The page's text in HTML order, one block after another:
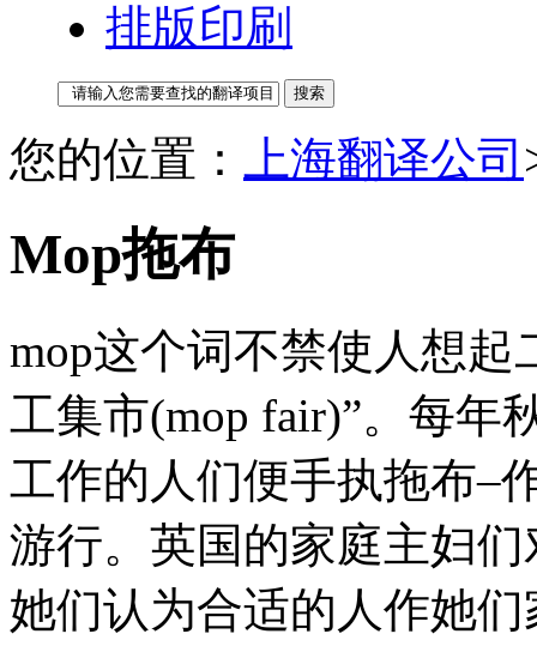
排版印刷
您的位置： 上海翻译公司
Mop拖布
mop这个词不禁使人想
工集市(mop fair)”。每年
工作的人们便手执拖布–
游行。英国的家庭主妇
她们认为合适的人作她